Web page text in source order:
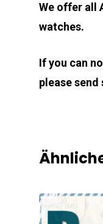
We offer all
watches.
If you can
please